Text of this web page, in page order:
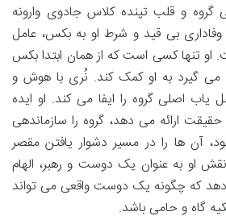
و قلب تپنده کلاس جادوی وارونه
بی قید و شرط او به بکس، عامل
تنها کسی است که از همان ابتدا بکس
می گیرد به او کمک کند. نُری با هوش و
اصلی گروه را ایفا می کند. او ایده
ارائه می دهد، گروه را سازماندهی
آن ها را در مسیر دشوار یافتن مقصر
او به عنوان یک دوست و رهبر، الهام
که چگونه یک دوست واقعی می تواند
گاه و حامی باشد.